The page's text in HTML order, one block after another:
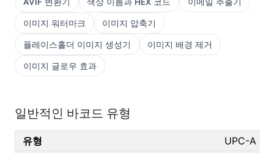
이미지 워터마크 이미지 압축기
플레이스홀더 이미지 생성기 이미지 배경 제거
이미지 글로우 효과
일반적인 바코드 유형
UPC-A